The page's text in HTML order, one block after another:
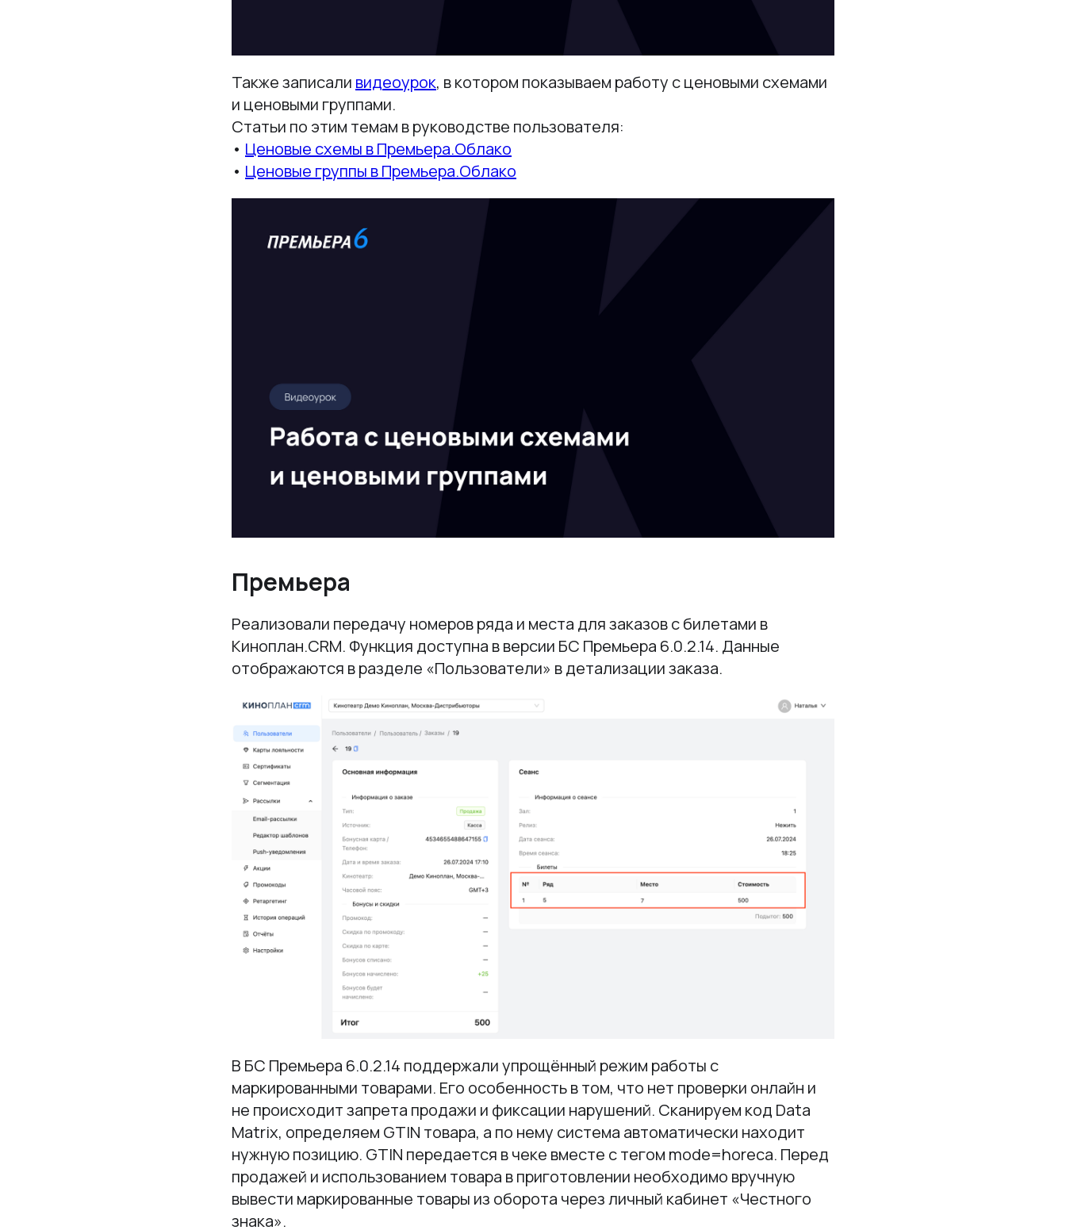
Также записали видеоурок, в котором показываем работу с ценовыми схемами
и ценовыми группами.
Статьи по этим темам в руководстве пользователя:
• Ценовые схемы в Премьера.Облако
• Ценовые группы в Премьера.Облако
Премьера
Реализовали передачу номеров ряда и места для заказов с билетами в
Киноплан.CRM. Функция доступна в версии БС Премьера 6.0.2.14. Данные
отображаются в разделе «Пользователи» в детализации заказа.
В БС Премьера 6.0.2.14 поддержали упрощённый режим работы с
маркированными товарами. Его особенность в том, что нет проверки онлайн и
не происходит запрета продажи и фиксации нарушений. Cканируем код Data
Matrix, определяем GTIN товара, а по нему система автоматически находит
нужную позицию. GTIN передается в чеке вместе с тегом mode=horeca. Перед
продажей и использованием товара в приготовлении необходимо вручную
вывести маркированные товары из оборота через личный кабинет «Честного
знака».